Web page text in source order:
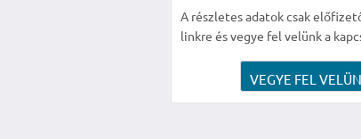
A részletes adatok csak
linkre és vegye fel velünk a
VEGYE FEL